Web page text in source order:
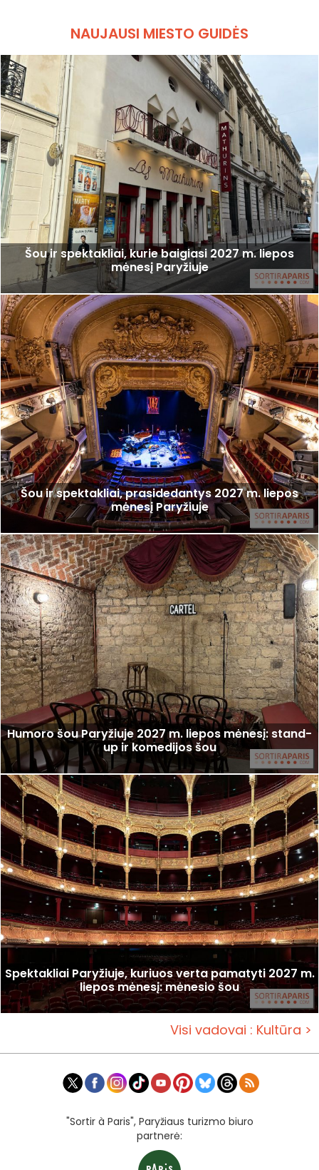
NAUJAUSI MIESTO GUIDĖS
Šou ir spektakliai, kurie baigiasi 2027 m. liepos
mėnesį Paryžiuje
Šou ir spektakliai, prasidedantys 2027 m. liepos
mėnesį Paryžiuje
Humoro šou Paryžiuje 2027 m. liepos mėnesį: stand-
up ir komedijos šou
Spektakliai Paryžiuje, kuriuos verta pamatyti 2027 m.
liepos mėnesį: mėnesio šou
Visi vadovai : Kultūra >
"Sortir à Paris", Paryžiaus turizmo biuro
partnerė: